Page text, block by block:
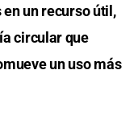
un recurso útil,
circular que
un uso más